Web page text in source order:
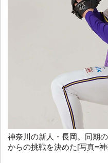
神奈川の新人・長岡。同期
からの挑戦を決めた[写真=